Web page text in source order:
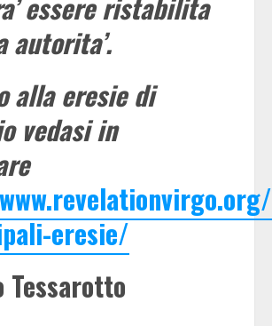
autorita’.
alla eresie di
vedasi in
eresie/
Tessarotto